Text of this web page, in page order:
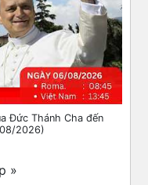
Đức Thánh Cha đến
2026)
»